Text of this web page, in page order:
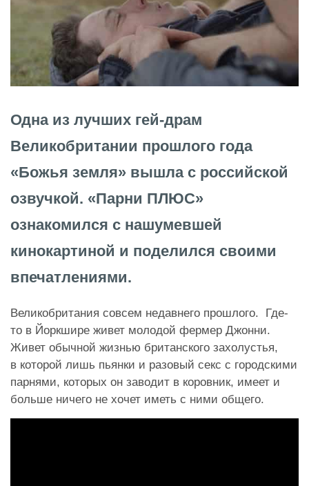
Одна из лучших гей-драм
Великобритании прошлого года
«Божья земля» вышла с российской
озвучкой. «Парни ПЛЮС»
ознакомился с нашумевшей
кинокартиной и поделился своими
впечатлениями.
Великобритания совсем недавнего прошлого. Где-
то в Йоркшире живет молодой фермер Джонни.
Живет обычной жизнью британского захолустья,
в которой лишь пьянки и разовый секс с городскими
парнями, которых он заводит в коровник, имеет и
больше ничего не хочет иметь с ними общего.